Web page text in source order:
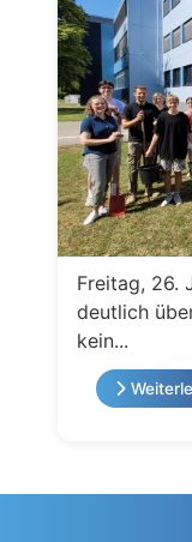
Freitag, 26.
deutlich
kein...